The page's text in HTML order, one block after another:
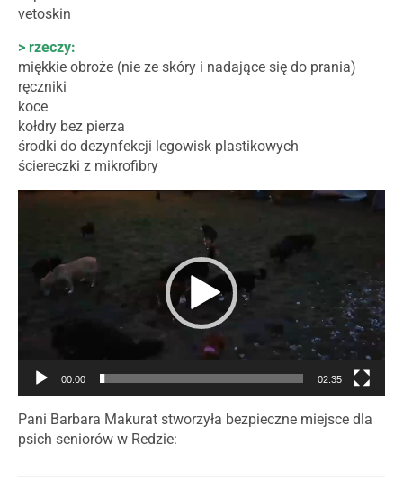
vetoskin
> rzeczy:
miękkie obroże (nie ze skóry i nadające się do prania)
ręczniki
koce
kołdry bez pierza
środki do dezynfekcji legowisk plastikowych
ściereczki z mikrofibry
00:00 02:35
Pani Barbara Makurat stworzyła bezpieczne miejsce dla
psich seniorów w Redzie: